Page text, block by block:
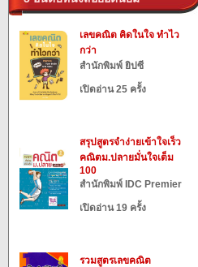
เลขคณิต คิดในใจ ทำไว
กว่า
สำนักพิมพ์ ยิปซี
เปิดอ่าน 25 ครั้ง
สรุปสูตรจำง่ายเข้าใจเร็ว
คณิตม.ปลายมั่นใจเต็ม
100
สำนักพิมพ์ IDC Premier
เปิดอ่าน 19 ครั้ง
รวมสูตรเลขคณิต